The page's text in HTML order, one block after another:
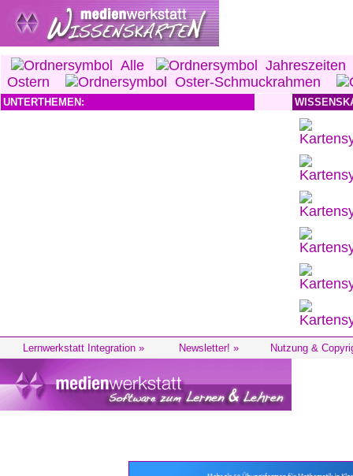
Alle
Jahreszeiten
Ostern
Oster-Schmuckrahmen
UNTERTHEMEN:
Lernwerkstatt Integration » Newsletter! » Nutzung &